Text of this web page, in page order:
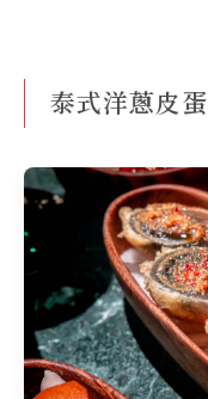
泰式洋蔥皮蛋